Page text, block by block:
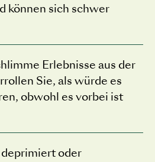
können sich schwer
Erlebnisse aus der
Sie, als würde es
obwohl es vorbei ist
oder